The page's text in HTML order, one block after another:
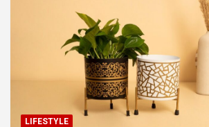
LIFESTYLE